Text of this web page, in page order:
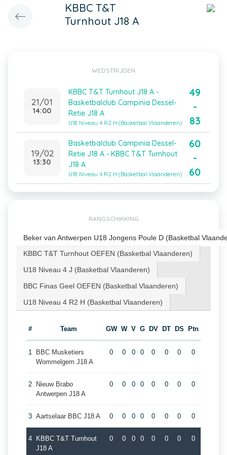
KBBC T&T
Turnhout J18 A
WEDSTRIJDEN
21/01
14:00
KBBC T&T Turnhout J18 A -
Basketbalclub Campinia Dessel-
Retie J18 A
U18 Niveau 4 R2 H (Basketbal Vlaanderen)
49
-
83
19/02
13:30
Basketbalclub Campinia Dessel-
Retie J18 A - KBBC T&T Turnhout
J18 A
U18 Niveau 4 R2 H (Basketbal Vlaanderen)
60
-
60
RANGSCHIKKING
Beker van Antwerpen U18 Jongens Poule D (Basketbal
KBBC T&T Turnhout OEFEN (Basketbal Vlaanderen)
U18 Niveau 4 J (Basketbal Vlaanderen)
BBC Finas Geel OEFEN (Basketbal Vlaanderen)
U18 Niveau 4 R2 H (Basketbal Vlaanderen)
# Team GW W V G DV DT DS Ptn
1
BBC Musketiers
Wommelgem J18 A
0 0 0 0 0 0 0 0
2
Nieuw Brabo
Antwerpen J18 A
0 0 0 0 0 0 0 0
3 Aartselaar BBC J18 A 0 0 0 0 0 0 0 0
4
KBBC T&T Turnhout
J18 A
0 0 0 0 0 0 0 0